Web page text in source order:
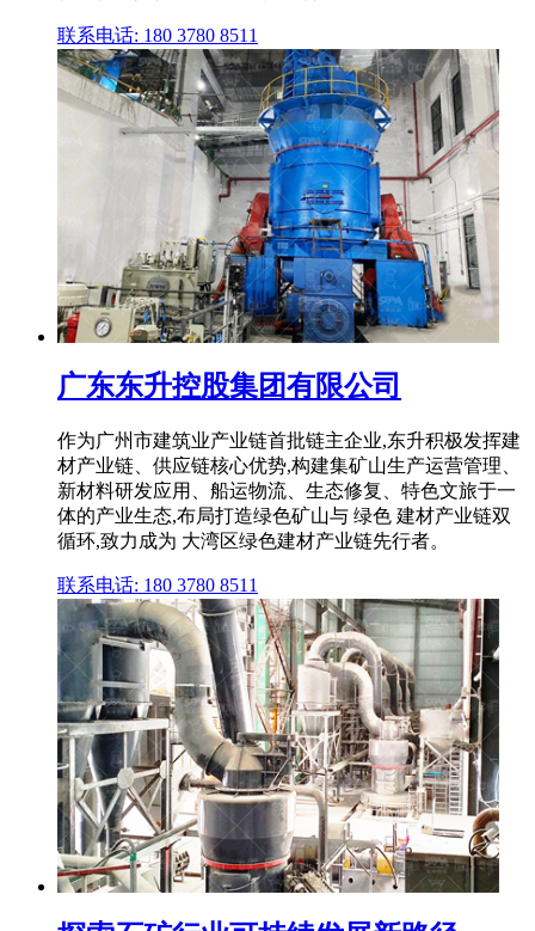
联系电话: 180 3780 8511
广东东升控股集团有限公司
作为广州市建筑业产业链首批链主企业,东升积极发挥建
材产业链、供应链核心优势,构建集矿山生产运营管理、
新材料研发应用、船运物流、生态修复、特色文旅于一
体的产业生态,布局打造绿色矿山与 绿色 建材产业链双
循环,致力成为 大湾区绿色建材产业链先行者。
联系电话: 180 3780 8511